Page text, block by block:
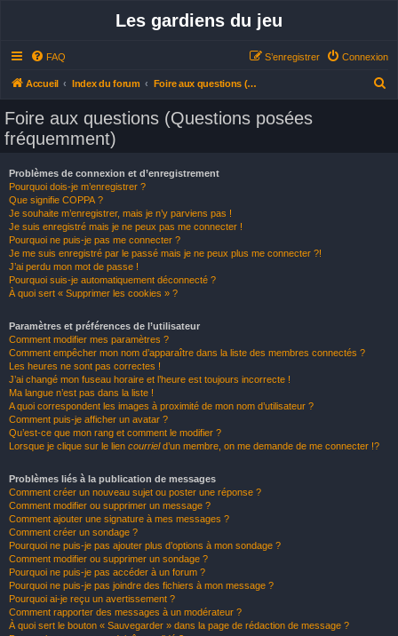
Les gardiens du jeu
FAQ Connexion
S’enregistrer
Accueil Index du forum Foire aux questions (Questions posées fréquemment)
Foire aux questions (Questions posées
fréquemment)
Problèmes de connexion et d’enregistrement
Pourquoi dois-je m’enregistrer ?
Que signifie COPPA ?
Je souhaite m’enregistrer, mais je n’y parviens pas !
Je suis enregistré mais je ne peux pas me connecter !
Pourquoi ne puis-je pas me connecter ?
Je me suis enregistré par le passé mais je ne peux plus me connecter ?!
J’ai perdu mon mot de passe !
Pourquoi suis-je automatiquement déconnecté ?
À quoi sert « Supprimer les cookies » ?
Paramètres et préférences de l’utilisateur
Comment modifier mes paramètres ?
Comment empêcher mon nom d’apparaître dans la liste des membres connectés ?
Les heures ne sont pas correctes !
J’ai changé mon fuseau horaire et l’heure est toujours incorrecte !
Ma langue n’est pas dans la liste !
A quoi correspondent les images à proximité de mon nom d’utilisateur ?
Comment puis-je afficher un avatar ?
Qu’est-ce que mon rang et comment le modifier ?
Lorsque je clique sur le lien courrield’un membre, on me demande de me connecter !?
Problèmes liés à la publication de messages
Comment créer un nouveau sujet ou poster une réponse ?
Comment modifier ou supprimer un message ?
Comment ajouter une signature à mes messages ?
Comment créer un sondage ?
Pourquoi ne puis-je pas ajouter plus d’options à mon sondage ?
Comment modifier ou supprimer un sondage ?
Pourquoi ne puis-je pas accéder à un forum ?
Pourquoi ne puis-je pas joindre des fichiers à mon message ?
Pourquoi ai-je reçu un avertissement ?
Comment rapporter des messages à un modérateur ?
À quoi sert le bouton « Sauvegarder » dans la page de rédaction de message ?